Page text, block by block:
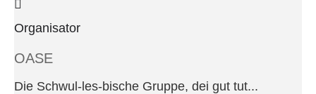
Organisator
OASE
Die Schwul-les-bische Gruppe, dei gut tut...